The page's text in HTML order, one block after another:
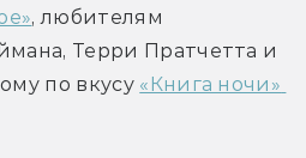
, любителям
Терри Пратчетта и
по вкусу «Книга ночи»